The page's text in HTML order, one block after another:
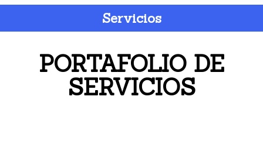
Servicios
PORTAFOLIO DE
SERVICIOS